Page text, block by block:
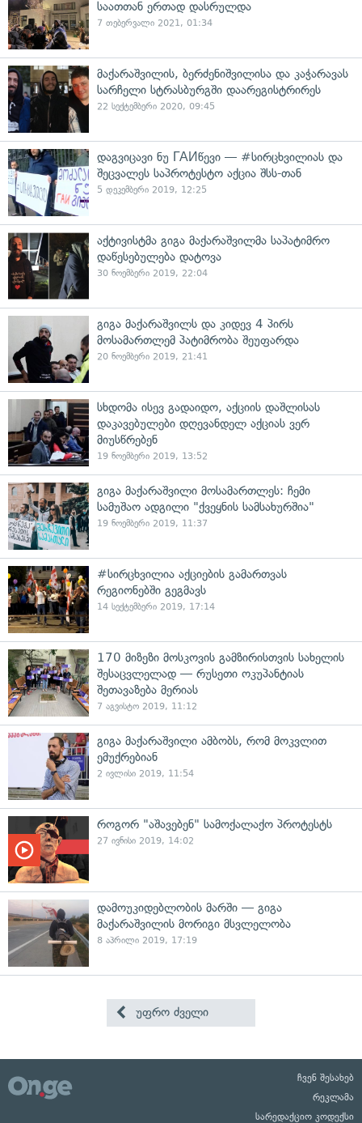
საათთან ერთად დასრულდა
7 თებერვალი 2021, 01:34
მაქარაშვილის, ბერძენიშვილისა და კაჭარავას
სარჩელი სტრასბურგში დაარეგისტრირეს
22 სექტემბერი 2020, 09:45
დაგვიცავი ნუ ГАИწევი — #სირცხვილიას და
შეცვალეს საპროტესტო აქცია შსს-თან
5 დეკემბერი 2019, 12:25
აქტივისტმა გიგა მაქარაშვილმა საპატიმრო
დაწესებულება დატოვა
30 ნოემბერი 2019, 22:04
გიგა მაქარაშვილს და კიდევ 4 პირს
მოსამართლემ პატიმრობა შეუფარდა
20 ნოემბერი 2019, 21:41
სხდომა ისევ გადაიდო, აქციის დაშლისას
დაკავებულები დღევანდელ აქციას ვერ
მიუსწრებენ
19 ნოემბერი 2019, 13:52
გიგა მაქარაშვილი მოსამართლეს: ჩემი
სამუშაო ადგილი "ქვეყნის სამსახურშია"
19 ნოემბერი 2019, 11:37
#სირცხვილია აქციების გამართვას
რეგიონებში გეგმავს
14 სექტემბერი 2019, 17:14
170 მიზეზი მოსკოვის გამზირისთვის სახელის
შესაცვლელად — რუსეთი ოკუპანტიას
შეთავაზება მერიას
7 აგვისტო 2019, 11:12
გიგა მაქარაშვილი ამბობს, რომ მოკვლით
ემუქრებიან
2 ივლისი 2019, 11:54
როგორ "აშავებენ" სამოქალაქო პროტესტს
27 ივნისი 2019, 14:02
დამოუკიდებლობის მარში — გიგა
მაქარაშვილის მორიგი მსვლელობა
8 აპრილი 2019, 17:19
უფრო ძველი
ჩვენ შესახებ
რეკლამა
სარედაქციო კოდექსი